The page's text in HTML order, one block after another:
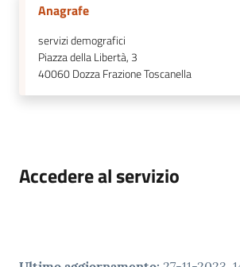
Anagrafe
servizi demografici
Piazza della Libertà, 3
40060Dozza Frazione Toscanella
Accedere al servizio